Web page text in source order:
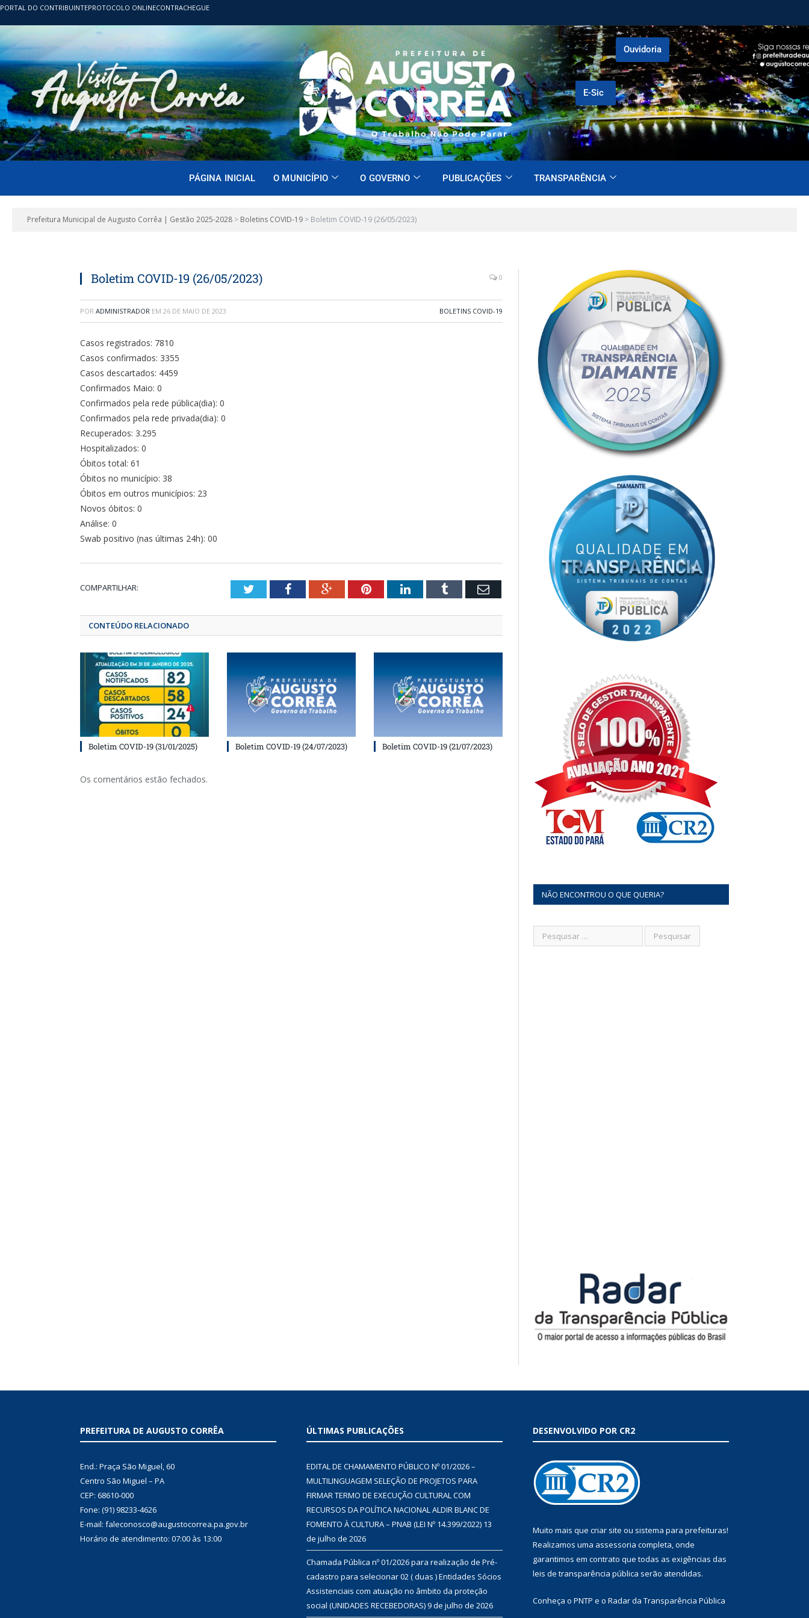
PORTAL DO CONTRIBUINTEPROTOCOLO ONLINECONTRACHEGUE
E-Sic
Ouvidoria
PÁGINA INICIAL O MUNICÍPIO O GOVERNO PUBLICAÇÕES TRANSPARÊNCIA
Prefeitura Municipal de Augusto Corrêa | Gestão 2025-2028 > Boletins COVID-19 > Boletim COVID-19 (26/05/2023)
Boletim COVID-19 (26/05/2023) 0
POR ADMINISTRADOR EM 26 DE MAIO DE 2023 BOLETINS COVID-19
Casos registrados: 7810
Casos confirmados: 3355
Casos descartados: 4459
Confirmados Maio: 0
Confirmados pela rede pública(dia): 0
Confirmados pela rede privada(dia): 0
Recuperados: 3.295
Hospitalizados: 0
Óbitos total: 61
Óbitos no município: 38
Óbitos em outros municípios: 23
Novos óbitos: 0
Análise: 0
Swab positivo (nas últimas 24h): 00
COMPARTILHAR: TwitterFacebookGoogle+Pinterest
LinkedInTumblrEmail
CONTEÚDO RELACIONADO
Boletim COVID-19 (31/01/2025) Boletim COVID-19 (24/07/2023) Boletim COVID-19 (21/07/2023)
Os comentários estão fechados.
NÃO ENCONTROU O QUE QUERIA?
PREFEITURA DE AUGUSTO CORRÊA
End.: Praça São Miguel, 60
Centro São Miguel – PA
CEP: 68610-000
Fone: (91) 98233-4626
E-mail: faleconosco@augustocorrea.pa.gov.br
Horário de atendimento: 07:00 às 13:00
ÚLTIMAS PUBLICAÇÕES
EDITAL DE CHAMAMENTO PÚBLICO Nº 01/2026 –
MULTILINGUAGEM SELEÇÃO DE PROJETOS PARA
FIRMAR TERMO DE EXECUÇÃO CULTURAL COM
RECURSOS DA POLÍTICA NACIONAL ALDIR BLANC DE
FOMENTO À CULTURA – PNAB (LEI Nº 14.399/2022) 13
de julho de 2026
Chamada Pública nº 01/2026 para realização de Pré-
cadastro para selecionar 02 ( duas ) Entidades Sócios
Assistenciais com atuação no âmbito da proteção
social (UNIDADES RECEBEDORAS)9 de julho de 2026
DESENVOLVIDO POR CR2
Muito mais que criar site ou sistema para prefeituras!
Realizamos uma assessoria completa, onde
garantimos em contrato que todas as exigências das
leis de transparência pública serão atendidas.
Conheça o PNTP e o Radar da Transparência Pública